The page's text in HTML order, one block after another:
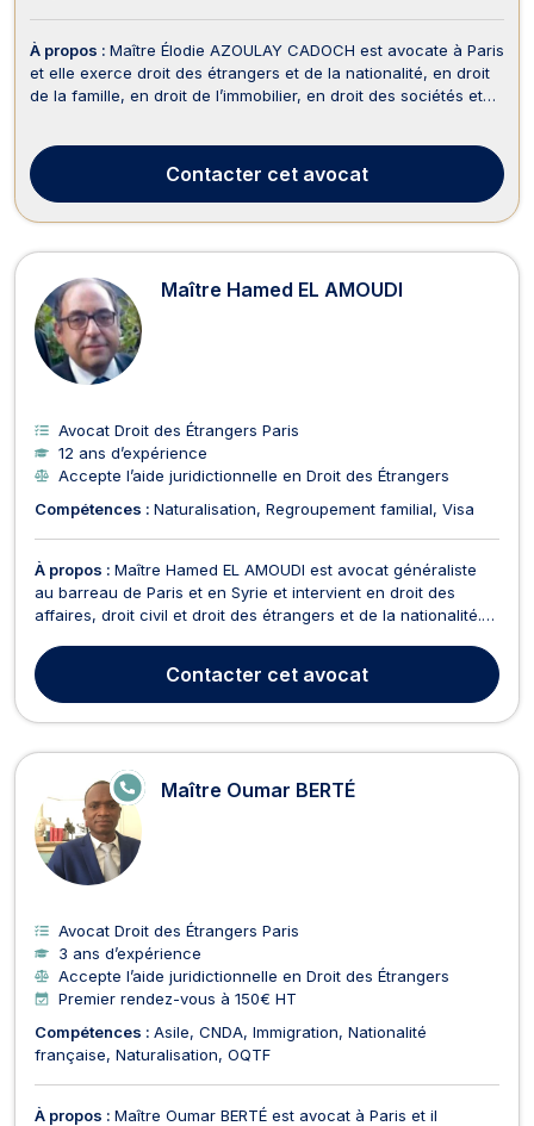
À propos : Maître Élodie AZOULAY CADOCH est avocate à Paris
et elle exerce droit des étrangers et de la nationalité, en droit
de la famille, en droit de l’immobilier, en droit des sociétés et
appuyer les demandes de régula...
Contacter cet avocat
Maître Hamed EL AMOUDI
Avocat Droit des Étrangers Paris
12 ans d’expérience
Accepte l’aide juridictionnelle en Droit des Étrangers
Compétences : Naturalisation Regroupement familial Visa
À propos : Maître Hamed EL AMOUDI est avocat généraliste
au barreau de Paris et en Syrie et intervient en droit des
affaires, droit civil et droit des étrangers et de la nationalité.
des affaires et vous conseille avec sérieux et expertise pour
toutes questions relatives au dr...
Contacter cet avocat
Maître Oumar BERTÉ
E
N
G
E
Avocat Droit des Étrangers Paris
3 ans d’expérience
Accepte l’aide juridictionnelle en Droit des Étrangers
Premier rendez-vous à 150€ HT
Compétences : Asile CNDA Immigration Nationalité
française Naturalisation OQTF
À propos : Maître Oumar BERTÉ est avocat à Paris et il